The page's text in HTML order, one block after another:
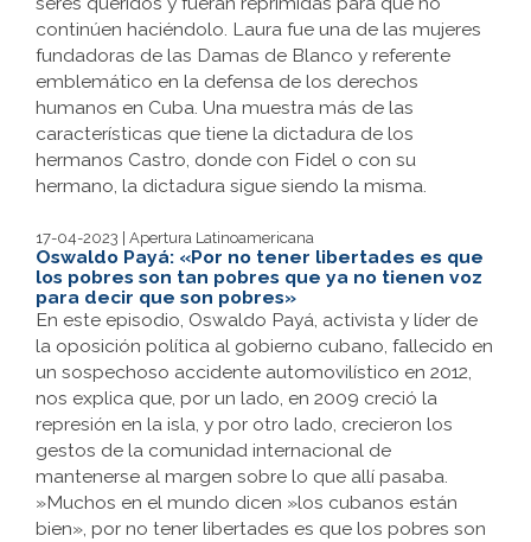
continúen haciéndolo. Laura fue una de las mujeres
fundadoras de las Damas de Blanco y referente
emblemático en la defensa de los derechos
humanos en Cuba. Una muestra más de las
características que tiene la dictadura de los
hermanos Castro, donde con Fidel o con su
hermano, la dictadura sigue siendo la misma.
17-04-2023 | Apertura Latinoamericana
Oswaldo Payá: «Por no tener libertades es que
los pobres son tan pobres que ya no tienen voz
para decir que son pobres»
En este episodio, Oswaldo Payá, activista y líder de
la oposición política al gobierno cubano, fallecido en
un sospechoso accidente automovilístico en 2012,
nos explica que, por un lado, en 2009 creció la
represión en la isla, y por otro lado, crecieron los
gestos de la comunidad internacional de
mantenerse al margen sobre lo que allí pasaba.
»Muchos en el mundo dicen »los cubanos están
bien», por no tener libertades es que los pobres son